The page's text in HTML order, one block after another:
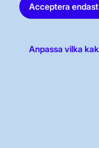
Acceptera
Anpassa vilka